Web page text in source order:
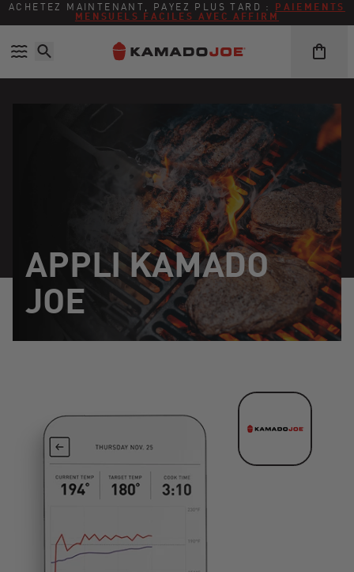
Ignorer et passer au contenu
Politique d'accessibilité
ACHETEZ MAINTENANT, PAYEZ PLUS TARD :
PAIEMENTS
MENSUELS FACILES AVEC AFFIRM
APPLI KAMADO
JOE